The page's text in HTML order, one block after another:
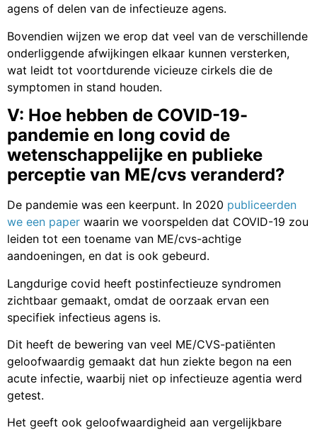
agens of delen van de infectieuze agens.
Bovendien wijzen we erop dat veel van de verschillende
onderliggende afwijkingen elkaar kunnen versterken,
wat leidt tot voortdurende vicieuze cirkels die de
symptomen in stand houden.
V: Hoe hebben de COVID-19-
pandemie en long covid de
wetenschappelijke en publieke
perceptie van ME/cvs veranderd?
De pandemie was een keerpunt. In 2020 publiceerden
we een paper waarin we voorspelden dat COVID-19 zou
leiden tot een toename van ME/cvs-achtige
aandoeningen, en dat is ook gebeurd.
Langdurige covid heeft postinfectieuze syndromen
zichtbaar gemaakt, omdat de oorzaak ervan een
specifiek infectieus agens is.
Dit heeft de bewering van veel ME/CVS-patiënten
geloofwaardig gemaakt dat hun ziekte begon na een
acute infectie, waarbij niet op infectieuze agentia werd
getest.
Het geeft ook geloofwaardigheid aan vergelijkbare